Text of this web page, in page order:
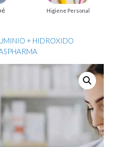
Higiene Personal
+ HIDROXIDO